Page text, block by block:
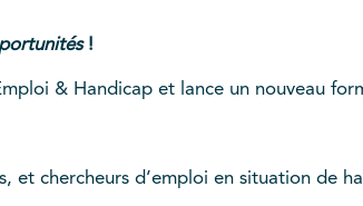
!
& Handicap et lance un nouveau
et chercheurs d’emploi en situation de